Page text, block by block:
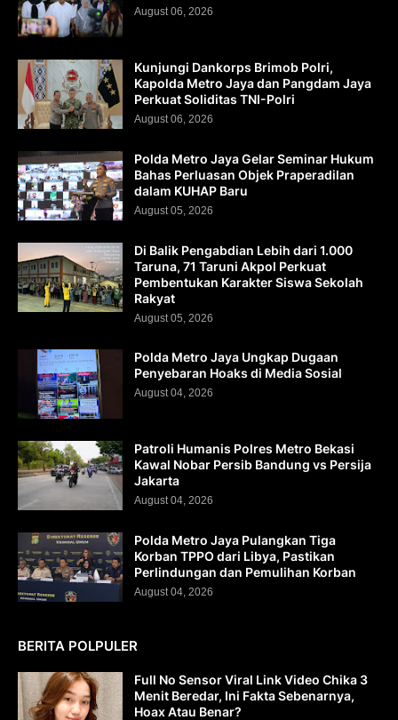
August 06, 2026
Kunjungi Dankorps Brimob Polri,
Kapolda Metro Jaya dan Pangdam Jaya
Perkuat Soliditas TNI-Polri
August 06, 2026
Polda Metro Jaya Gelar Seminar Hukum
Bahas Perluasan Objek Praperadilan
dalam KUHAP Baru
August 05, 2026
Di Balik Pengabdian Lebih dari 1.000
Taruna, 71 Taruni Akpol Perkuat
Pembentukan Karakter Siswa Sekolah
Rakyat
August 05, 2026
Polda Metro Jaya Ungkap Dugaan
Penyebaran Hoaks di Media Sosial
August 04, 2026
Patroli Humanis Polres Metro Bekasi
Kawal Nobar Persib Bandung vs Persija
Jakarta
August 04, 2026
Polda Metro Jaya Pulangkan Tiga
Korban TPPO dari Libya, Pastikan
Perlindungan dan Pemulihan Korban
August 04, 2026
BERITA POLPULER
Full No Sensor Viral Link Video Chika 3
Menit Beredar, Ini Fakta Sebenarnya,
Hoax Atau Benar?